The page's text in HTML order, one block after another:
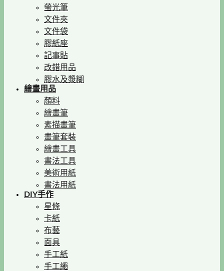
螢光筆
文件夾
文件袋
膠紙座
記事貼
改錯用品
膠水及漿糊
繪畫用品
顏料
繪畫筆
素描畫筆
畫筆套裝
繪畫工具
書法工具
美術用紙
書法用紙
DIY手作
星條
卡紙
布藝
面具
手工紙
手工繩